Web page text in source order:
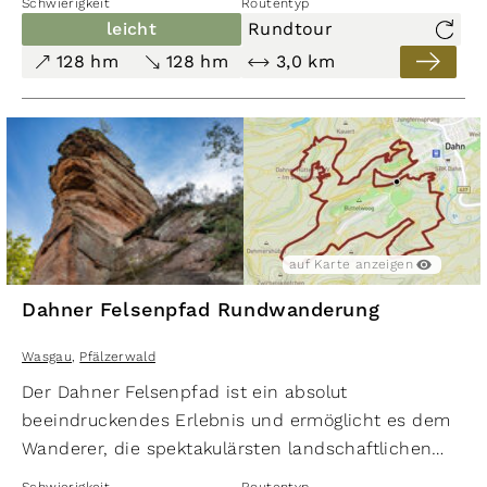
Abstieg von gut 900 Höhenmeter. Doch der
erlebnisreiche Weg macht die Mühen mehr als wett.
leicht
Rundtour
128 hm
128 hm 3,0 km
auf Karte anzeigen
Dahner Felsenpfad Rundwanderung
Wasgau Pfälzerwald
Der Dahner Felsenpfad ist ein absolut
beeindruckendes Erlebnis und ermöglicht es dem
Wanderer, die spektakulärsten landschaftlichen